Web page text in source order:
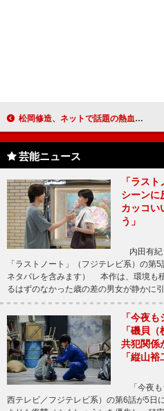
松岡修造、ネットで話題の熱血名言が書籍化 愛娘には、「頑張れではなく、頑張ってるね」
芸能ニュース
「ラス
シーンに
カッコい
う」
内田有紀
「ラストノート」（フジテレビ系）の第
ネタバレを含みます） 本作は、環境も
るはずのなかった歳の差の男女が静かに
「今夜
「磯貝
共犯関係
「縦山
「今夜も
西テレビ／フジテレビ系）の第6話が5